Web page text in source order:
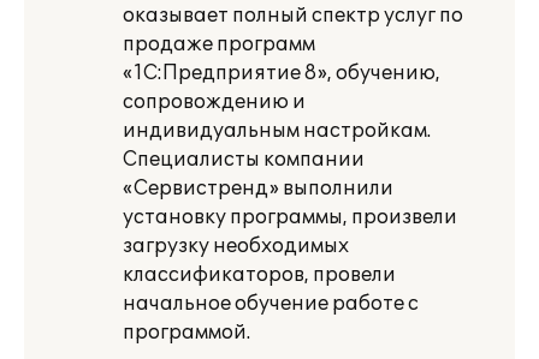
оказывает полный спектр услуг по
продаже программ
«1С:Предприятие 8», обучению,
сопровождению и
индивидуальным настройкам.
Специалисты компании
«Сервистренд» выполнили
установку программы, произвели
загрузку необходимых
классификаторов, провели
начальное обучение работе с
программой.